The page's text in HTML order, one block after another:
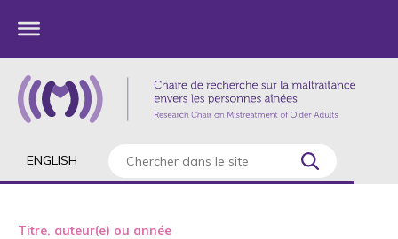
ENGLISH
Titre, auteur(e) ou année